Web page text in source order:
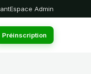
Espace Admin
Préinscription